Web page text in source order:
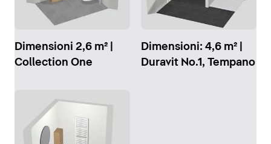
Dimensioni 2,6 m² |
Collection One
Dimensioni: 4,6 m² |
Duravit No.1, Tempano